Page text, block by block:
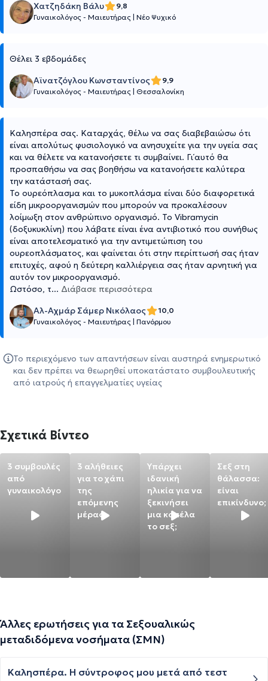
Χατζηδάκη Βάλυ
9,8
Γυναικολόγος - Μαιευτήρας Νέο Ψυχικό
Θέλει 3 εβδομάδες
Αϊνατζόγλου Κωνσταντίνος
9,9
Γυναικολόγος - Μαιευτήρας Θεσσαλονίκη
Καλησπέρα σας. Καταρχάς, θέλω να σας διαβεβαιώσω ότι
είναι απολύτως φυσιολογικό να ανησυχείτε για την υγεία σας
και να θέλετε να κατανοήσετε τι συμβαίνει. Γι΄αυτό θα
προσπαθήσω να σας βοηθήσω να κατανοήσετε καλύτερα
την κατάστασή σας.
Το ουρεόπλασμα και το μυκοπλάσμα είναι δύο διαφορετικά
είδη μικροοργανισμών που μπορούν να προκαλέσουν
λοίμωξη στον ανθρώπινο οργανισμό. Το Vibramycin
(δοξυκυκλίνη) που λάβατε είναι ένα αντιβιοτικό που συνήθως
είναι αποτελεσματικό για την αντιμετώπιση του
ουρεοπλάσματος, και φαίνεται ότι στην περίπτωσή σας ήταν
επιτυχές, αφού η δεύτερη καλλιέργεια σας ήταν αρνητική για
αυτόν τον μικροοργανισμό.
Ωστόσο, τ... Διάβασε περισσότερα
Αλ-Αχμάρ Σάμερ Νικόλαος
10,0
Γυναικολόγος - Μαιευτήρας Πανόρμου
Το περιεχόμενο των απαντήσεων είναι αυστηρά ενημερωτικό
και δεν πρέπει να θεωρηθεί υποκατάστατο συμβουλευτικής
από ιατρούς ή επαγγελματίες υγείας
Σχετικά Βίντεο
3 συμβουλές
από
γυναικολόγο
3 αλήθειες
για το χάπι
της
επόμενης
μέρας
Υπάρχει
ιδανική
ηλικία για να
ξεκινήσει
μια κοπέλα
το σεξ;
Σεξ στη
θάλασσα:
είναι
επικίνδυνο;
Άλλες ερωτήσεις για τα Σεξουαλικώς
μεταδιδόμενα νοσήματα (ΣΜΝ)
Καλησπέρα. Η σύντροφος μου μετά από τεστ